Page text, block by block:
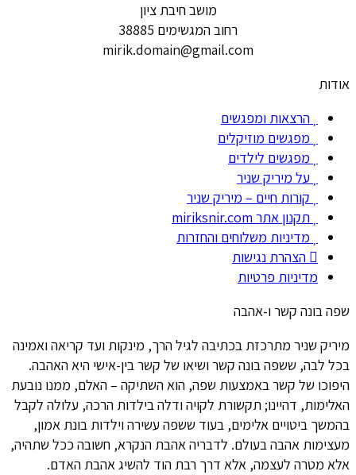
מושב חיבת ציון
רחוב המגשימים 38885
mirik.domain@gmail.com
אודות
הרצאות ומפגשים
מפגשים מוזיקלים
מפגשים לילדים
על מיריק שניר
קורות חיים – מיריק שניר
תקנון אתר miriksnir.com
מדיניות משלוחים והחזרות
הצהרת נגישות
מדיניות פרטיות
שפה בונה קשר ו-אהבה
מיריק שניר מתרכזת בכתיבה לגיל הרך, מינקות ועד קריאה ואמינה
בכל לבה, ששפה בונה קשר ושיאו של קשר בין-אישי היא האהבה.
היפוכו של קשר באמצעות שפה, הוא השתיקה – האלם, ממנו נובעת
האלימות, דהיינו; תקשורת לקויה ודלה בילדות הרכה, עלולה לקבל
בהמשך ביטויים אלימים, בעוד ששפה עשירה וילדות בונת אמון,
מעצימות אהבה בעולם. לדבריה אהבת הנקרא, חשובה ככל שתהיה,
אלא מטרה לעצמה, אלא דרך רבת הוד להשיג אהבת האדם.